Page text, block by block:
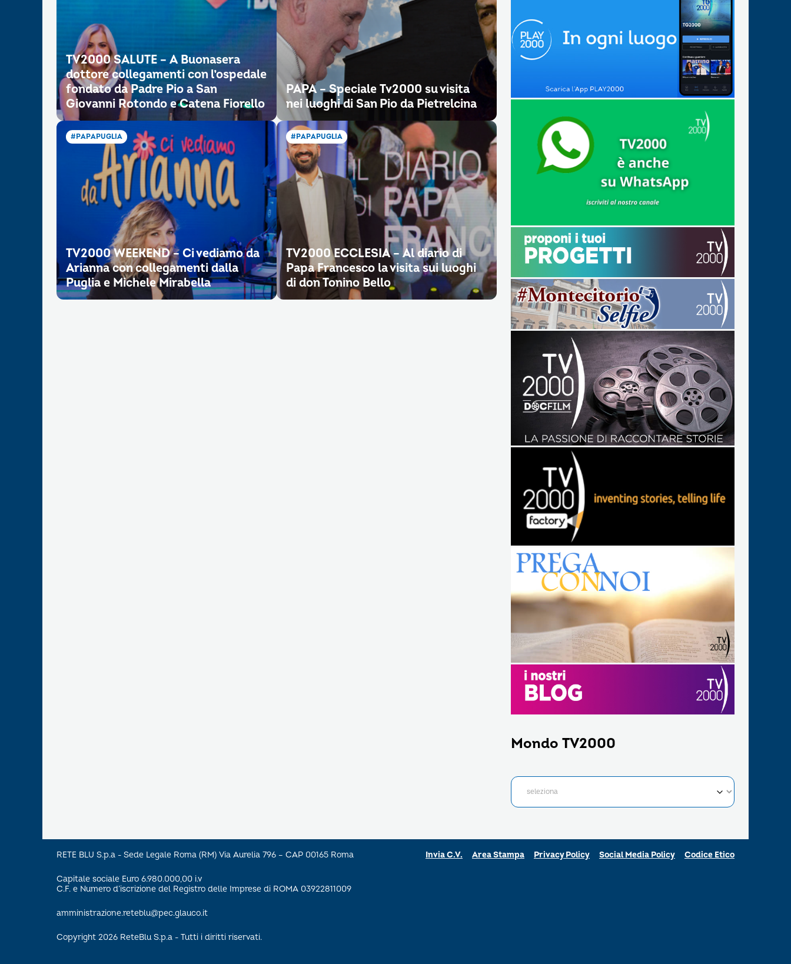
TV2000 SALUTE – A Buonasera
dottore collegamenti con l’ospedale
fondato da Padre Pio a San
Giovanni Rotondo e Catena Fiorello
PAPA – Speciale Tv2000 su visita
nei luoghi di San Pio da Pietrelcina
#PAPAPUGLIA
TV2000 WEEKEND – Ci vediamo da
Arianna con collegamenti dalla
Puglia e Michele Mirabella
#PAPAPUGLIA
TV2000 ECCLESIA – Al diario di
Papa Francesco la visita sui luoghi
di don Tonino Bello
Mondo TV2000
RETE BLU S.p.a - Sede Legale Roma (RM) Via Aurelia 796 – CAP 00165 Roma
Capitale sociale Euro 6.980.000,00 i.v
C.F. e Numero d’iscrizione del Registro delle Imprese di ROMA 03922811009
amministrazione.reteblu@pec.glauco.it
Copyright 2026 ReteBlu S.p.a - Tutti i diritti riservati.
Invia C.V. Area Stampa Privacy Policy Social Media Policy Codice Etico